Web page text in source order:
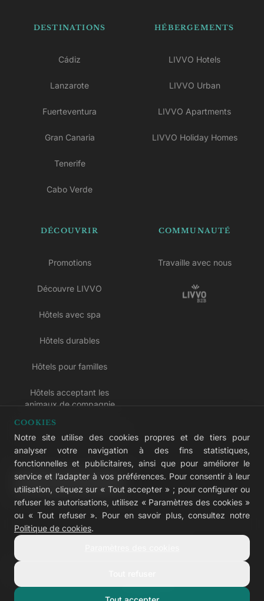
DESTINATIONS
Cádiz
Lanzarote
Fuerteventura
Gran Canaria
Tenerife
Cabo Verde
HÉBERGEMENTS
LIVVO Hotels
LIVVO Urban
LIVVO Apartments
LIVVO Holiday Homes
DÉCOUVRIR
Promotions
Découvre LIVVO
Hôtels avec spa
Hôtels durables
Hôtels pour familles
Hôtels acceptant les
animaux de compagnie
Hôtels tout compris
LIVVO Plus
COMMUNAUTÉ
Travaille avec nous
Configurer les cookies
COOKIES
Notre site utilise des cookies propres et de tiers pour
analyser votre navigation à des fins statistiques,
fonctionnelles et publicitaires, ainsi que pour améliorer le
service et l’adapter à vos préférences. Pour consentir à leur
utilisation, cliquez sur « Tout accepter » ; pour configurer ou
refuser les autorisations, utilisez « Paramètres des cookies »
ou « Tout refuser ». Pour en savoir plus, consultez notre
Politique de cookies.